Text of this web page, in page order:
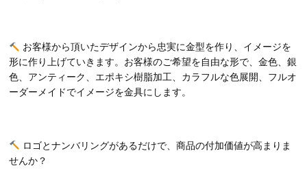
お客様から頂いたデザインから忠実に金型を作り、イメージを
形に作り上げていきます。お客様のご希望を自由な形で、金色、銀
色、アンティーク、エポキシ樹脂加工、カラフルな色展開、フルオ
ーダーメイドでイメージを金具にします。
ロゴとナンバリングがあるだけで、商品の付加価値が高まりま
せんか？